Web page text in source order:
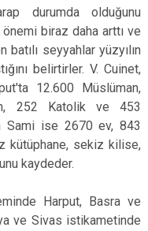
durumda olduğunu
biraz daha arttı ve
seyyahlar yüzyılın
belirtirler. V. Cuinet,
12.600 Müslüman,
252 Katolik ve 453
Sami ise 2670 ev, 843
kütüphane, sekiz kilise,
kaydeder.
Harput, Basra ve
ve Sivas istikametinde